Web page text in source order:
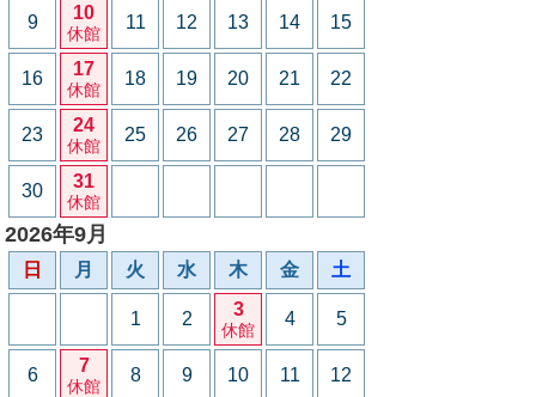
9 10
休館
11 12 13 14 15
16 17
休館
18 19 20 21 22
23 24
休館
25 26 27 28 29
30 31
休館
2026年9月
日 月 火 水 木 金 土
1 2 3
休館
4 5
6 7
休館
8 9 10 11 12